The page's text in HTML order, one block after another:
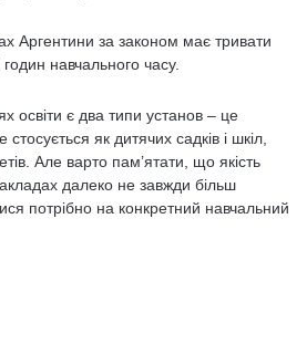
Аргентини за законом має тривати
навчального часу.
освіти є два типи установ – це
як дитячих садків і шкіл,
Але варто пам’ятати, що якість
далеко не завжди більш
потрібно на конкретний навчальний